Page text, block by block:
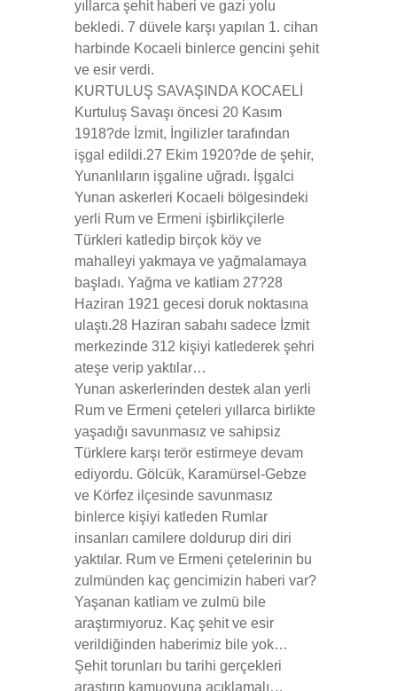
yıllarca şehit haberi ve gazi yolu
bekledi. 7 düvele karşı yapılan 1. cihan
harbinde Kocaeli binlerce gencini şehit
ve esir verdi.
KURTULUŞ SAVAŞINDA KOCAELİ
Kurtuluş Savaşı öncesi 20 Kasım
1918?de İzmit, İngilizler tarafından
işgal edildi.27 Ekim 1920?de de şehir,
Yunanlıların işgaline uğradı. İşgalci
Yunan askerleri Kocaeli bölgesindeki
yerli Rum ve Ermeni işbirlikçilerle
Türkleri katledip birçok köy ve
mahalleyi yakmaya ve yağmalamaya
başladı. Yağma ve katliam 27?28
Haziran 1921 gecesi doruk noktasına
ulaştı.28 Haziran sabahı sadece İzmit
merkezinde 312 kişiyi katlederek şehri
ateşe verip yaktılar…
Yunan askerlerinden destek alan yerli
Rum ve Ermeni çeteleri yıllarca birlikte
yaşadığı savunmasız ve sahipsiz
Türklere karşı terör estirmeye devam
ediyordu. Gölcük, Karamürsel-Gebze
ve Körfez ilçesinde savunmasız
binlerce kişiyi katleden Rumlar
insanları camilere doldurup diri diri
yaktılar. Rum ve Ermeni çetelerinin bu
zulmünden kaç gencimizin haberi var?
Yaşanan katliam ve zulmü bile
araştırmıyoruz. Kaç şehit ve esir
verildiğinden haberimiz bile yok…
Şehit torunları bu tarihi gerçekleri
araştırıp kamuoyuna açıklamalı…